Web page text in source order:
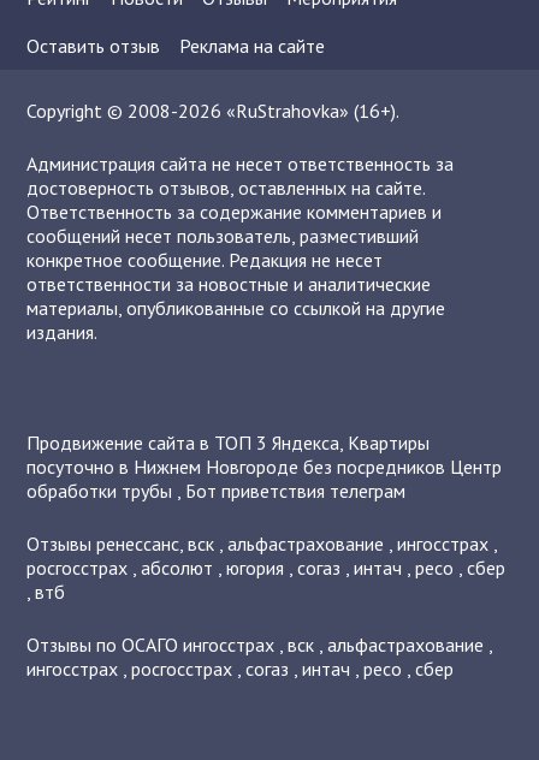
Оставить отзыв
Реклама на сайте
Copyright © 2008-2026 «RuStrahovka» (16+).
Администрация сайта не несет ответственность за
достоверность отзывов, оставленных на сайте.
Ответственность за содержание комментариев и
сообщений несет пользователь, разместивший
конкретное сообщение. Редакция не несет
ответственности за новостные и аналитические
материалы, опубликованные со ссылкой на другие
издания.
Продвижение сайта в ТОП 3 Яндекса, Квартиры
посуточно в Нижнем Новгороде без посредников Центр
обработки трубы , Бот приветствия телеграм
Отзывыренессанс,вск ,альфастрахование ,ингосстрах ,
росгосстрах ,абсолют ,югория ,согаз ,интач ,ресо ,сбер
,втб
Отзывы по ОСАГОингосстрах ,вск ,альфастрахование ,
ингосстрах ,росгосстрах ,согаз ,интач ,ресо ,сбер